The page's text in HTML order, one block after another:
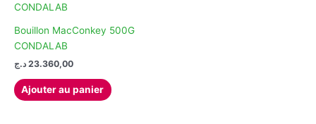
Bouillon MacConkey 500G
CONDALAB
23.360,00 د.ج
Ajouter au panier